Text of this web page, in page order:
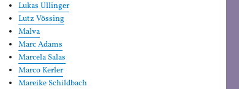
Lukas Ullinger
Lutz Vössing
Malva
Marc Adams
Marcela Salas
Marco Kerler
Mareike Schildbach